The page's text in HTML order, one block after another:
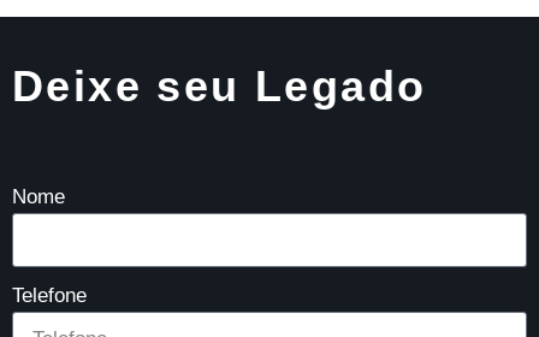
Deixe seu Legado
Nome
Telefone